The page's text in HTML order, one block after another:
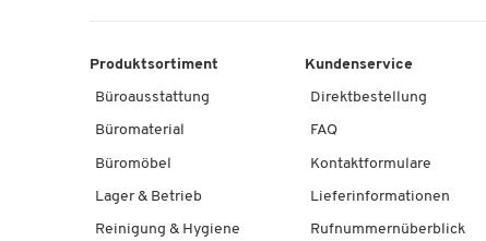
Produktsortiment
Büroausstattung
Büromaterial
Büromöbel
Lager & Betrieb
Reinigung & Hygiene
Kundenservice
Direktbestellung
FAQ
Kontaktformulare
Lieferinformationen
Rufnummernüberblick